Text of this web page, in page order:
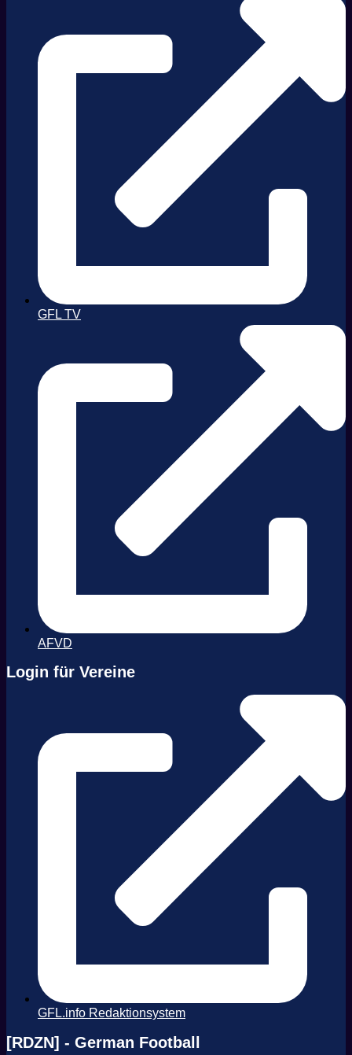
GFL TV
AFVD
Login für Vereine
GFL.info Redaktionsystem
[RDZN] - German Football